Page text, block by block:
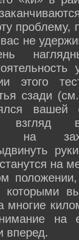
проблему,
не
этого
сзади
вашей
на
на
которыми
многие
на
вперед.